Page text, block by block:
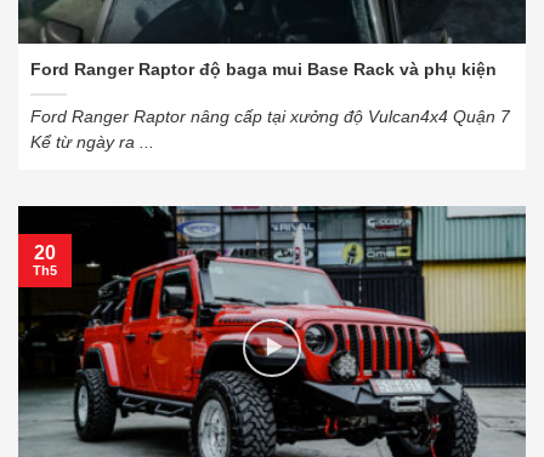
Ford Ranger Raptor độ baga mui Base Rack và phụ kiện
Ford Ranger Raptor nâng cấp tại xưởng độ Vulcan4x4 Quận 7
Kể từ ngày ra ...
20
Th5